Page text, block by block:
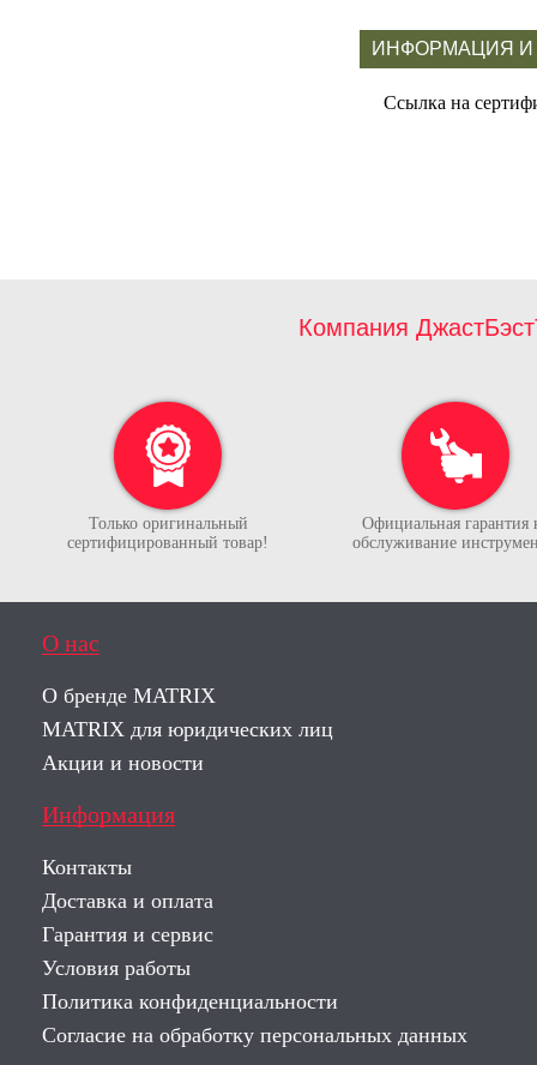
ИНФОРМАЦИЯ И
Ссылка на
Компания
Только оригинальный
сертифицированный товар!
Официальная гарантия
обслуживание
О нас
О бренде MATRIX
MATRIX для юридических лиц
Акции и новости
Информация
Контакты
Доставка и оплата
Гарантия и сервис
Условия работы
Политика конфиденциальности
Согласие на обработку персональных данных